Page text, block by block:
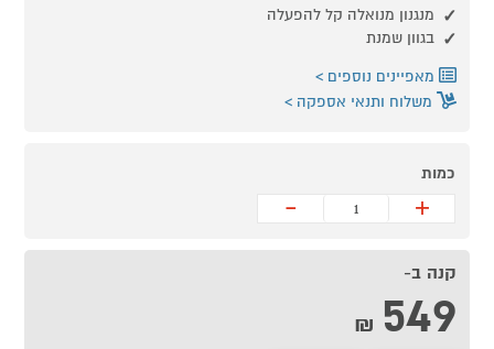
מנגנון מנואלה קל להפעלה
בגוון שמנת
מאפיינים נוספים
משלוח ותנאי אספקה
כמות
+
-
קנה ב-
549
₪